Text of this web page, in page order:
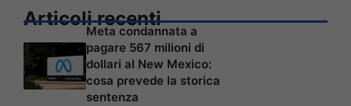
Articoli recenti
Meta condannata a
pagare 567 milioni di
dollari al New Mexico:
cosa prevede la storica
sentenza